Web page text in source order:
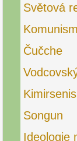
Světová
Čučche
Songun
Ideologie